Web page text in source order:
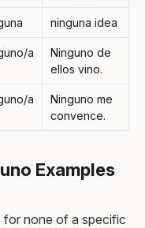
ninguna idea
a
Ninguno de
ellos vino.
a
Ninguno me
convence.
Examples
for none of a specific